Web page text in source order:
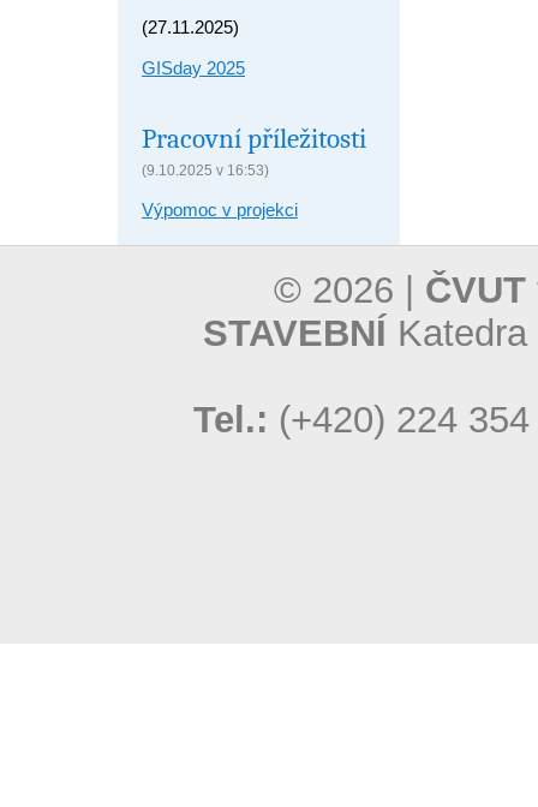
(27.11.2025)
GISday 2025
Pracovní příležitosti
(9.10.2025 v 16:53)
Výpomoc v projekci
© 2026 |
STAVEBNÍ
Tel.: (+420) 224